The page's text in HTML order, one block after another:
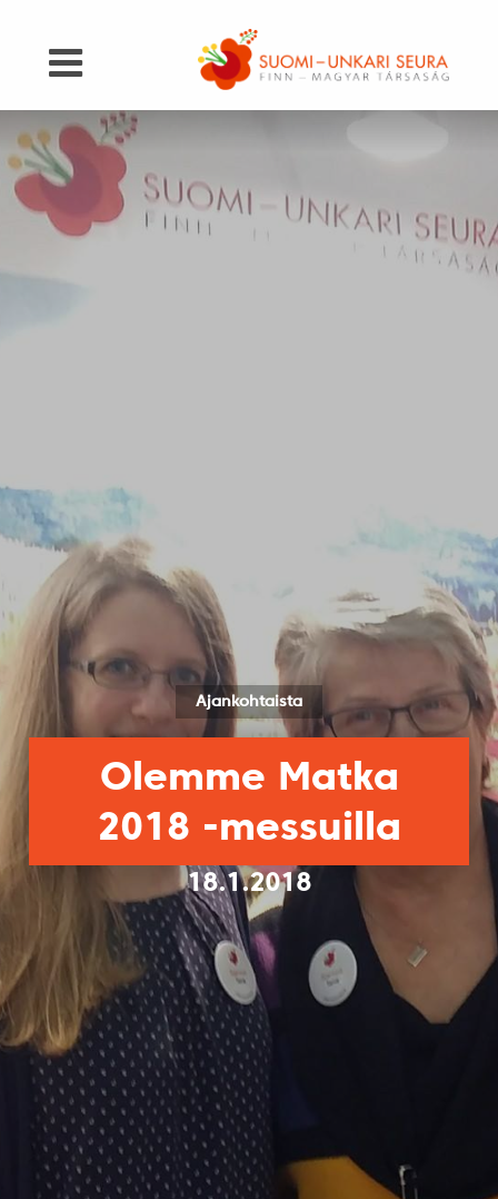
Ajankohtaista
Olemme Matka
2018 -messuilla
18.1.2018